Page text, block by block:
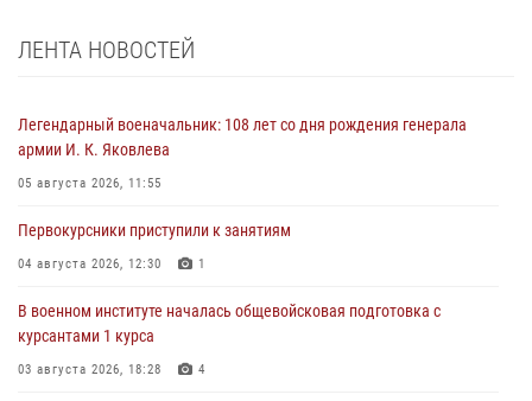
ЛЕНТА НОВОСТЕЙ
Легендарный военачальник: 108 лет со дня рождения генерала
армии И. К. Яковлева
05 августа 2026, 11:55
Первокурсники приступили к занятиям
04 августа 2026, 12:30 1
В военном институте началась общевойсковая подготовка с
курсантами 1 курса
03 августа 2026, 18:28 4